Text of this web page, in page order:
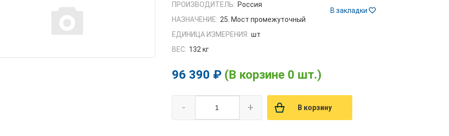
В закладки
ПРОИЗВОДИТЕЛЬ: Россия
НАЗНАЧЕНИЕ: 25. Мост промежуточный
ЕДИНИЦА ИЗМЕРЕНИЯ: шт
ВЕС: 132 кг
96 390 ₽ (В корзине 0 шт.)
- + В корзину